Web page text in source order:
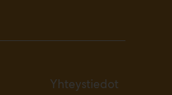
Yhteystiedot